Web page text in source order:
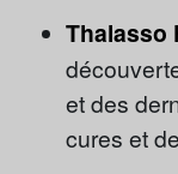
Thalasso
et des
cures et